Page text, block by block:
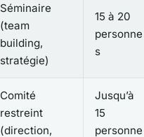
Séminaire
(team
building,
stratégie)
15 à 20
personne
s
Comité
restreint
(direction,
Jusqu’à
15
personne